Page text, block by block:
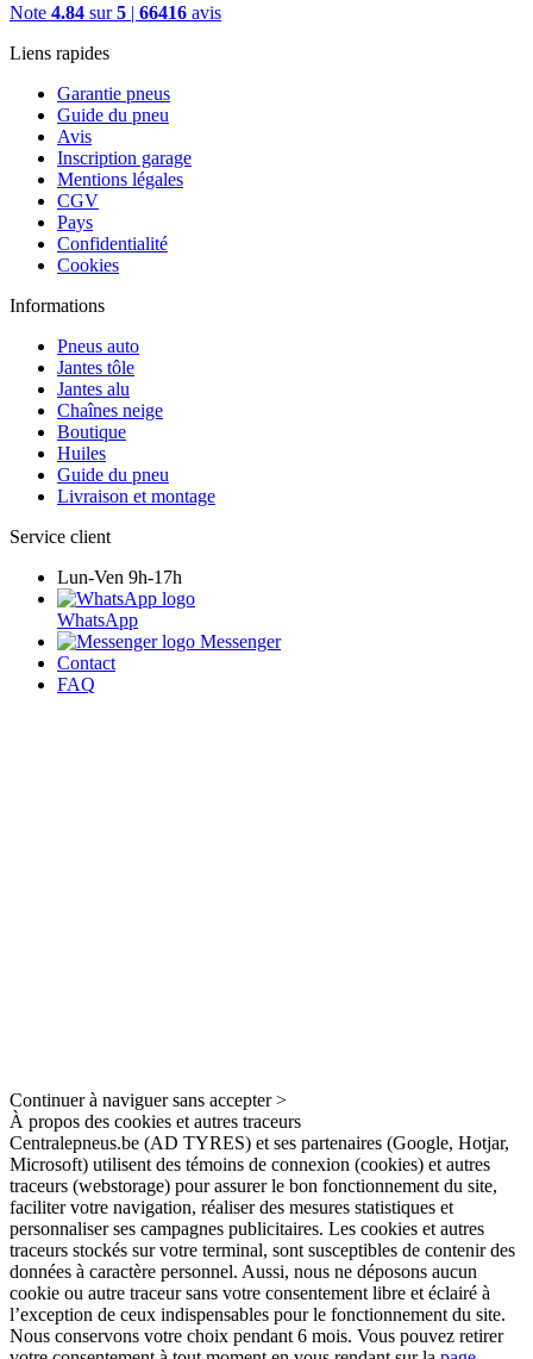
Note 4.84 sur5 | 66416 avis
Liens rapides
Garantie pneus
Guide du pneu
Avis
Inscription garage
Mentions légales
CGV
Pays
Confidentialité
Cookies
Informations
Pneus auto
Jantes tôle
Jantes alu
Chaînes neige
Boutique
Huiles
Guide du pneu
Livraison et montage
Service client
Lun-Ven 9h-17h
WhatsApp
Messenger
Contact
FAQ
Continuer à naviguer sans accepter >
À propos des cookies et autres traceurs
Centralepneus.be (AD TYRES) et ses partenaires (Google, Hotjar,
Microsoft) utilisent des témoins de connexion (cookies) et autres
traceurs (webstorage) pour assurer le bon fonctionnement du site,
faciliter votre navigation, réaliser des mesures statistiques et
personnaliser ses campagnes publicitaires. Les cookies et autres
traceurs stockés sur votre terminal, sont susceptibles de contenir des
données à caractère personnel. Aussi, nous ne déposons aucun
cookie ou autre traceur sans votre consentement libre et éclairé à
l’exception de ceux indispensables pour le fonctionnement du site.
Nous conservons votre choix pendant 6 mois. Vous pouvez retirer